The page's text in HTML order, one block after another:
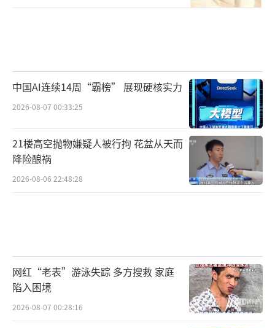
中国AI连续14周“霸榜” 展现硬核实力
2026-08-07 00:33:25
21楼高空抛物嫌疑人被行拘 花盆从天而
降险酿祸
2026-08-06 22:48:28
网红“老表”游泳失踪 多方搜救 家庭
陷入困境
2026-08-07 00:28:16